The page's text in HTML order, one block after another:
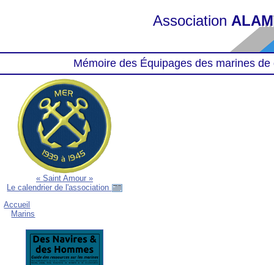
Association
Mémoire des Équipages des marines
« Saint Amour »
Le calendrier de l'association
Accueil
Marins